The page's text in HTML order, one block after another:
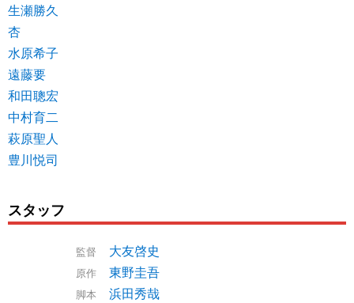
生瀬勝久
杏
水原希子
遠藤要
和田聰宏
中村育二
萩原聖人
豊川悦司
スタッフ
監督 大友啓史
原作 東野圭吾
脚本 浜田秀哉